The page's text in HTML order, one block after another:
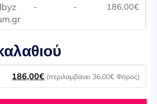
- - 186,00€
186,00€ (περιλαμβάνει 36,00€ Φόρος)